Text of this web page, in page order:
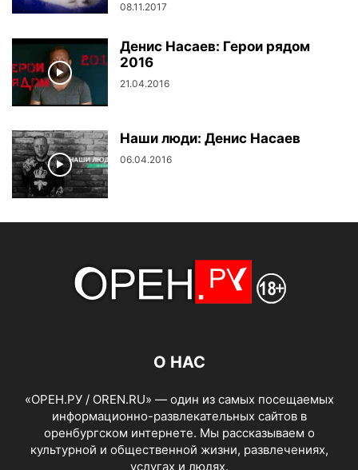
08.11.2017
Денис Насаев: Герои рядом
2016
21.04.2016
Наши люди: Денис Насаев
06.04.2016
О НАС
«ОРЕН.РУ / OREN.RU» — один из самых посещаемых
информационно-развлекательных сайтов в
оренбургском интернете. Мы рассказываем о
культурной и общественной жизни, развлечениях,
услугах и людях.